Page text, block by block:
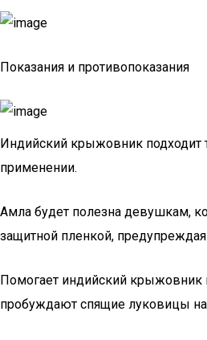
Показания и противопоказания
Индийский крыжовник подходит
применении.
Амла будет полезна девушкам,
защитной пленкой,
Помогает индийский крыжовник
пробуждают спящие луковицы